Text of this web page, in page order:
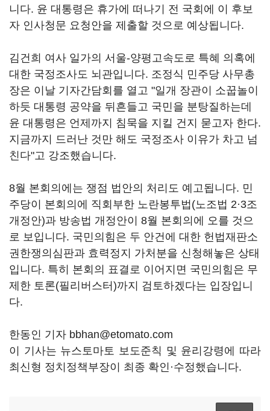
니다. 윤 대통령은 휴가에 떠나기 전 국회에 이 후보
자 인사청문 요청안을 제출할 것으로 예상됩니다.
김건희 여사 일가의 서울-양평고속도로 특혜 의혹에
대한 국정조사도 뇌관입니다. 조정식 민주당 사무총
장은 이날 기자간담회를 열고 "일개 장관이 소꿉놀이
하듯 대통령 공약을 뒤흔들고 국민을 분탕질하는데
윤 대통령은 언제까지 침묵을 지킬 건지 묻고자 한다.
지금까지 드러난 것만 해도 국정조사 이유가 차고 넘
친다"고 강조했습니다.
8월 본회의에는 쟁점 법안의 처리도 예고됩니다. 민
주당이 본회의에 직회부한 노란봉투법(노조법 2·3조
개정안)과 방송법 개정안이 8월 본회의에 오를 것으
로 보입니다. 국민의힘은 두 안건에 대한 헌법재판소
권한쟁의심판과 효력정지 가처분을 신청해놓은 상태
입니다. 특히 본회의 표결로 이어지면 국민의힘은 무
제한 토론(필리버스터)까지 검토하겠다는 입장입니
다.
한동인 기자 bbhan@etomato.com
이 기사는 뉴스토마토 보도준칙 및 윤리강령에 따라
최신형 정치정책부장이 최종 확인·수정했습니다.